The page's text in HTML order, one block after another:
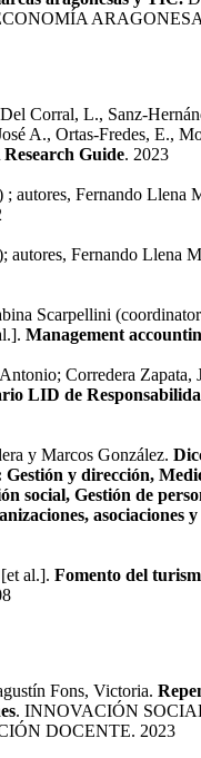
Corral, L., Sanz-
A., Ortas-Fredes, E.,
Guide. 2023
autores, Fernando Llena
autores, Fernando Llena
Scarpellini
Management
Corredera Zapata,
LID de
y Marcos González.
y dirección,
social, Gestión de
asociaciones
al.]. Fomento del
Fons, Victoria.
. INNOVACIÓN
DOCENTE. 2023